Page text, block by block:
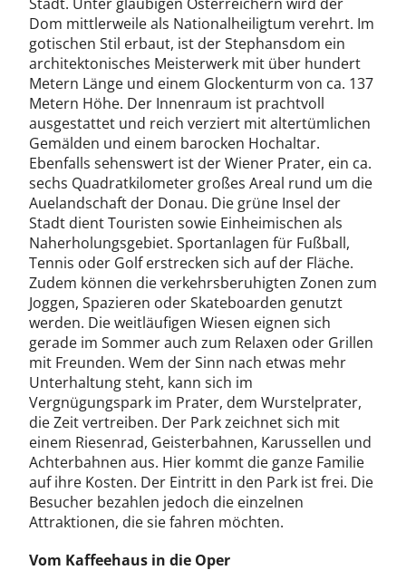
Dom mittlerweile als Nationalheiligtum verehrt. Im
gotischen Stil erbaut, ist der Stephansdom ein
architektonisches Meisterwerk mit über hundert
Metern Länge und einem Glockenturm von ca. 137
Metern Höhe. Der Innenraum ist prachtvoll
ausgestattet und reich verziert mit altertümlichen
Gemälden und einem barocken Hochaltar.
Ebenfalls sehenswert ist der Wiener Prater, ein ca.
sechs Quadratkilometer großes Areal rund um die
Auelandschaft der Donau. Die grüne Insel der
Stadt dient Touristen sowie Einheimischen als
Naherholungsgebiet. Sportanlagen für Fußball,
Tennis oder Golf erstrecken sich auf der Fläche.
Zudem können die verkehrsberuhigten Zonen zum
Joggen, Spazieren oder Skateboarden genutzt
werden. Die weitläufigen Wiesen eignen sich
gerade im Sommer auch zum Relaxen oder Grillen
mit Freunden. Wem der Sinn nach etwas mehr
Unterhaltung steht, kann sich im
Vergnügungspark im Prater, dem Wurstelprater,
die Zeit vertreiben. Der Park zeichnet sich mit
einem Riesenrad, Geisterbahnen, Karussellen und
Achterbahnen aus. Hier kommt die ganze Familie
auf ihre Kosten. Der Eintritt in den Park ist frei. Die
Besucher bezahlen jedoch die einzelnen
Attraktionen, die sie fahren möchten.
Vom Kaffeehaus in die Oper